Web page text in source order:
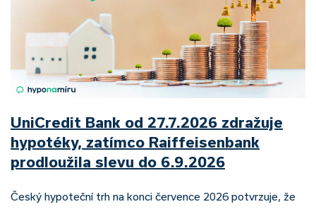
UniCredit Bank od 27.7.2026 zdražuje
hypotéky, zatímco Raiffeisenbank
prodloužila slevu do 6.9.2026
Český hypoteční trh na konci července 2026 potvrzuje, že